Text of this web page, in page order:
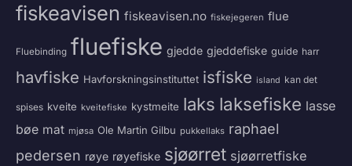
fiskeavisen fiskeavisen.no fiskejegeren flue
Fluebinding fluefiske gjedde gjeddefiske guide harr
havfiske Havforskningsinstituttet isfiske island kan det
spises kveite kveitefiske kystmeite laks laksefiske lasse
bøe mat mjøsa Ole Martin Gilbu pukkellaks raphael
pedersen røye røyefiske sjøørret sjøørretfiske